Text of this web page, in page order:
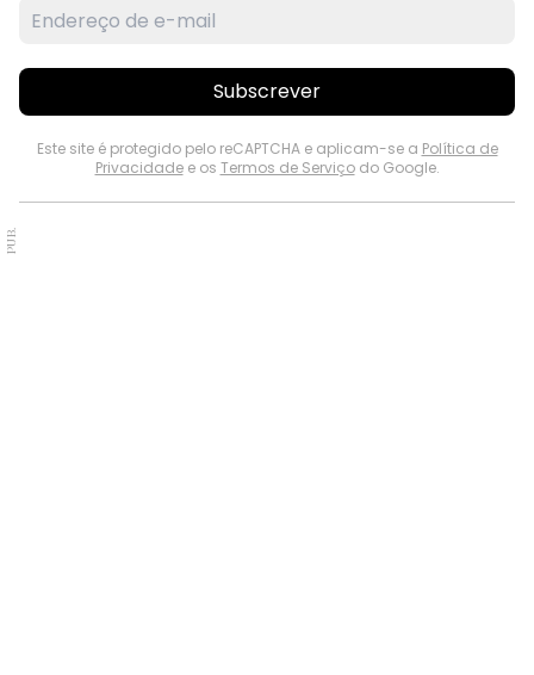
Subscrever
Este site é protegido pelo reCAPTCHA e aplicam-se a Política de
Privacidadee os Termos de Serviçodo Google.
PUB.